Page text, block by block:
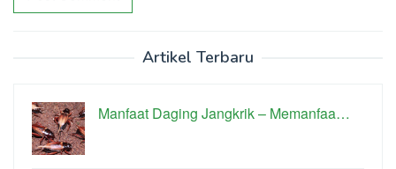
Artikel Terbaru
Manfaat Daging Jangkrik – Memanfaa…